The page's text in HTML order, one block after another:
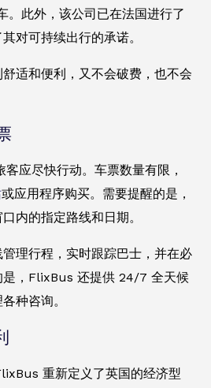
。此外，该公司已在法国进行了
对可持续出行的承诺。
适和便利，又不会破费，也不会
应尽快行动。车票数量有限，
或应用程序购买。需要提醒的是，
内的指定路线和日期。
理行程，实时跟踪巴士，并在必
是，FlixBus 还提供 24/7 全天候
种咨询。
重新定义了英国的经济型